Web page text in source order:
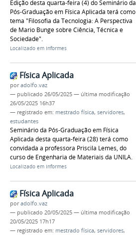
Edição desta quarta-feira (4) do Seminário da
Pós-Graduação em Física Aplicada terá como
tema "Filosofia da Tecnologia: A Perspectiva
de Mario Bunge sobre Ciência, Técnica e
Sociedade".
Localizado em Informes
Física Aplicada
poradolfo.vaz
— publicado 26/05/2025 — última modificação
26/05/2025 16h37
— registrado em: mestrado física, servidores,
estudantes
Seminário da Pós-Graduação em Física
Aplicada desta quarta-feira (28) terá como
convidada a professora Priscila Lemes, do
curso de Engenharia de Materiais da UNILA.
Localizado em Informes
Física Aplicada
poradolfo.vaz
— publicado 20/05/2025 — última modificação
20/05/2025 17h17
— registrado em: mestrado física, servidores,